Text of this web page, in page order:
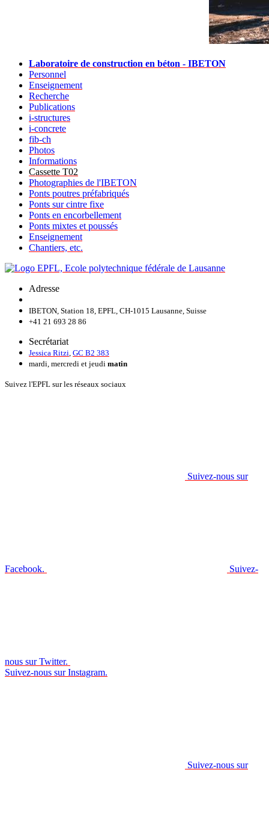
Laboratoire de construction en béton - IBETON
Personnel
Enseignement
Recherche
Publications
i-structures
i-concrete
fib-ch
Photos
Informations
Cassette T02
Photographies de l'IBETON
Ponts poutres préfabriqués
Ponts sur cintre fixe
Ponts en encorbellement
Ponts mixtes et poussés
Enseignement
Chantiers, etc.
Adresse
IBETON, Station 18, EPFL, CH-1015 Lausanne, Suisse
+41 21 693 28 86
Secrétariat
Jessica Ritzi GC B2 383
mardi, mercredi et jeudi matin
Suivez l'EPFL sur les réseaux sociaux
Suivez-nous sur
Facebook. Suivez-
nous sur Twitter.
Suivez-nous sur Instagram.
Suivez-nous sur